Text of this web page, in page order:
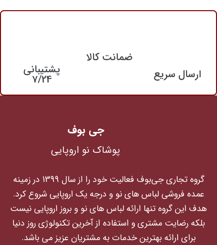
ارسال سریع
ضمانت کالا
پشتیبانی
7/24
جی بوف
پوشاک نو اروپایی
گروه تجاری جی‌بوف فعالیت خود را از سال 1399 در زمینه
عمده فروشی لباس های نو و درجه یک اروپایی شروع کرد.
هدف این گروه تنها ارائه لباس های نو و بروز اروپایی نیست
بلکه رضایت مشتری و استفاده از آخرین تکنولوژی روز دنیا
برای ارائه بهترین خدمات به مشتریان عزیز می باشد.